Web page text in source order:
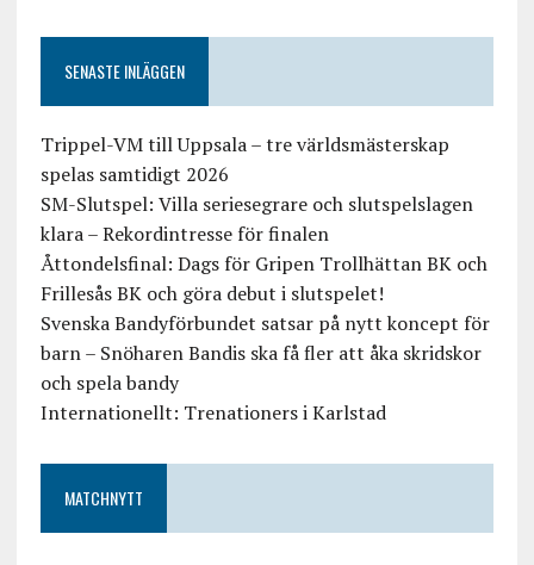
SENASTE INLÄGGEN
Trippel-VM till Uppsala – tre världsmästerskap
spelas samtidigt 2026
SM-Slutspel: Villa seriesegrare och slutspelslagen
klara – Rekordintresse för finalen
Åttondelsfinal: Dags för Gripen Trollhättan BK och
Frillesås BK och göra debut i slutspelet!
Svenska Bandyförbundet satsar på nytt koncept för
barn – Snöharen Bandis ska få fler att åka skridskor
och spela bandy
Internationellt: Trenationers i Karlstad
MATCHNYTT